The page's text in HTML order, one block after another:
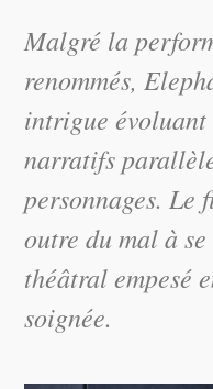
Malgré la
renommés,
intrigue
narratifs
personnages. Le
outre du mal à
théâtral empesé
soignée.